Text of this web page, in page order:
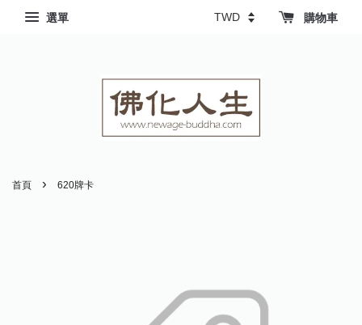
選單 購物車
首頁 › 620牌卡